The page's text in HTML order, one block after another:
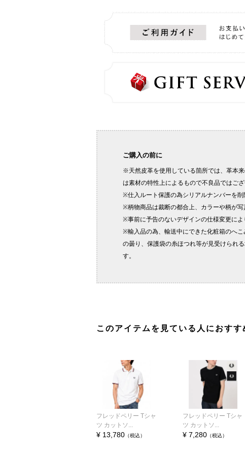
このアイテムを見ている人におすす
フレッドペリー Tシャ
ツ カットソ...
¥ 13,780 （税込）
フレッドペリー Tシャ
ツ カットソ...
¥ 7,280 （税込）